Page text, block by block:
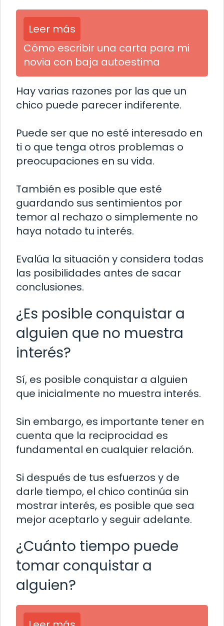
Leer más
Cómo escribir una carta para mi
novia con baja autoestima
Hay varias razones por las que un
chico puede parecer indiferente.
Puede ser que no esté interesado en
ti o que tenga otros problemas o
preocupaciones en su vida.
También es posible que esté
guardando sus sentimientos por
temor al rechazo o simplemente no
haya notado tu interés.
Evalúa la situación y considera todas
las posibilidades antes de sacar
conclusiones.
¿Es posible conquistar a
alguien que no muestra
interés?
Sí, es posible conquistar a alguien
que inicialmente no muestra interés.
Sin embargo, es importante tener en
cuenta que la reciprocidad es
fundamental en cualquier relación.
Si después de tus esfuerzos y de
darle tiempo, el chico continúa sin
mostrar interés, es posible que sea
mejor aceptarlo y seguir adelante.
¿Cuánto tiempo puede
tomar conquistar a
alguien?